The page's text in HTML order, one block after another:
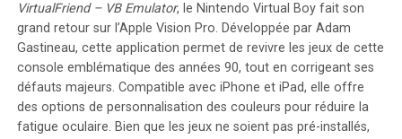
VirtualFriend – VB Emulator, le Nintendo Virtual Boy fait son
grand retour sur l’Apple Vision Pro. Développée par Adam
Gastineau, cette application permet de revivre les jeux de cette
console emblématique des années 90, tout en corrigeant ses
défauts majeurs. Compatible avec iPhone et iPad, elle offre
des options de personnalisation des couleurs pour réduire la
fatigue oculaire. Bien que les jeux ne soient pas pré-installés,